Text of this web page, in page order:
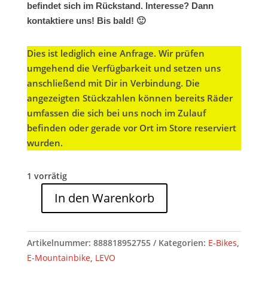
befindet sich im Rückstand. Interesse? Dann
kontaktiere uns! Bis bald! 🙂
Dies ist lediglich eine Anfrage. Wir prüfen
umgehend die Verfügbarkeit und setzen uns
anschließend mit Dir in Verbindung. Die
angezeigten Stückzahlen können bereits Räder
umfassen die sich bei uns noch im Zulauf
befinden oder gerade vor Ort im Store reserviert
wurden.
1 vorrätig
Specialized
EXPERT
CARBON
G4
In den Warenkorb
Artikelnummer: 888818952755 Kategorien: E-Bikes,
E-Mountainbike, LEVO